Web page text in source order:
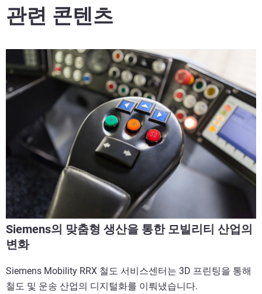
관련 콘텐츠
Siemens의 맞춤형 생산을 통한 모빌리티 산업의
변화
Siemens Mobility RRX 철도 서비스센터는 3D 프린팅을 통해
철도 및 운송 산업의 디지털화를 이뤄냈습니다.